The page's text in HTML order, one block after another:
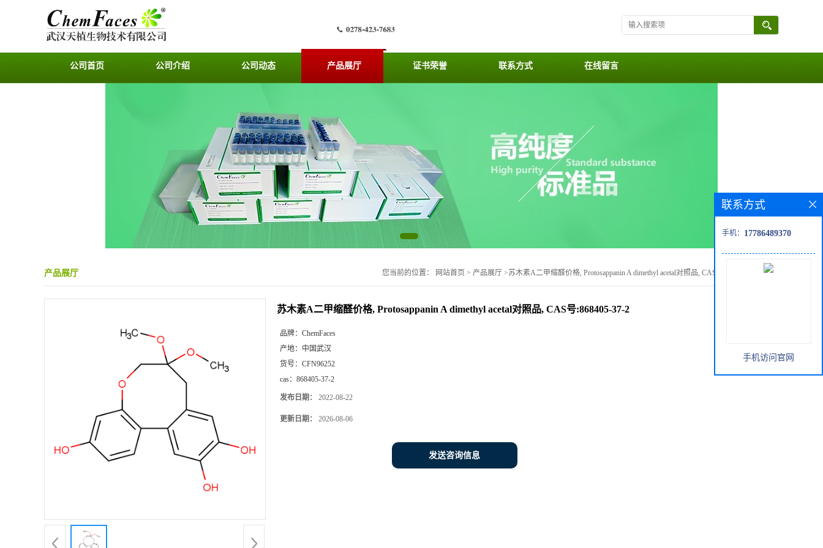
公司首页 公司介绍 公司动态 产品展厅 证书荣誉 联系方式 在线留言
产品展厅 您当前的位置： 网站首页 > 产品展厅 >苏木素A二甲缩醛价格, Protosappanin A dimethyl acetal对照品, CAS号:868405-37-2
苏木素A二甲缩醛价格, Protosappanin A dimethyl acetal对照品, CAS号:868405-37-2
品牌： ChemFaces
产地： 中国武汉
货号： CFN96252
cas： 868405-37-2
发布日期： 2022-08-22
更新日期： 2026-08-06
发送咨询信息
联系方式
手机： 17786489370
手机访问官网